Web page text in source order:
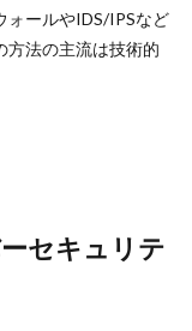
ォールやIDS/IPSなど
方法の主流は技術的
セキュリテ